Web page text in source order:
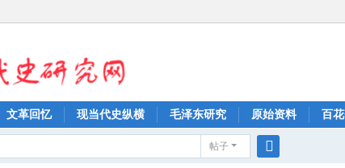
文革回忆 现当代史纵横 毛泽东研究 原始资料 百
帖子